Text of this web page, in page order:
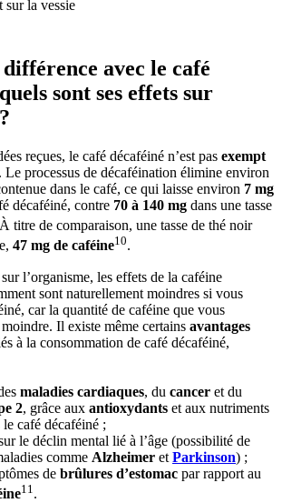
avec le café
sont ses effets sur
reçues, le café décaféiné n’est pas exempt
. Le processus de décaféination élimine environ
dans le café, ce qui laisse environ 7 mg
décaféiné, contre 70 à 140 mg dans une tasse
titre de comparaison, une tasse de thé noir
47 mg de caféine10.
l’organisme, les effets de la caféine
sont naturellement moindres si vous
car la quantité de caféine que vous
Il existe même certains avantages
à la consommation de café décaféiné,
maladies cardiaques, du cancer et du
2, grâce aux antioxydants et aux nutriments
café décaféiné ;
le déclin mental lié à l’âge (possibilité de
comme Alzheimer et Parkinson) ;
de brûlures d’estomac par rapport au
11 .